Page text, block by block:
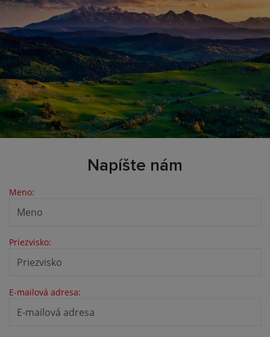
Napíšte nám
Meno:
Priezvisko:
E-mailová adresa: